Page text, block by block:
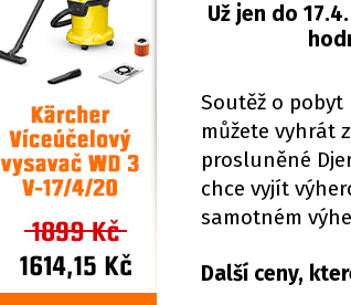
Už jen do
Soutěž o pobyt
můžete vyhrát
prosluněné
chce vyjít
samotném
Další ceny,